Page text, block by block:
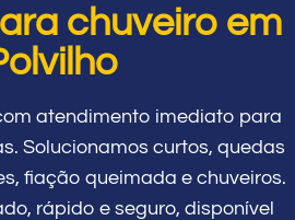
chuveiro em
atendimento imediato para
Solucionamos curtos, quedas
fiação queimada e chuveiros.
rápido e seguro, disponível